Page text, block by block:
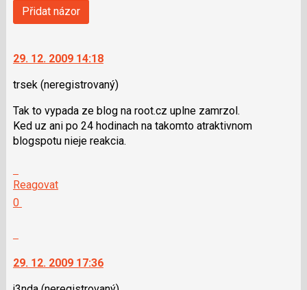
Přidat názor
29. 12. 2009 14:18
trsek (neregistrovaný)
Tak to vypada ze blog na root.cz uplne zamrzol.
Ked uz ani po 24 hodinach na takomto atraktivnom
blogspotu nieje reakcia.
na
navigaci
lze
použít
Reagovat
0
jako
29. 12. 2009 17:36